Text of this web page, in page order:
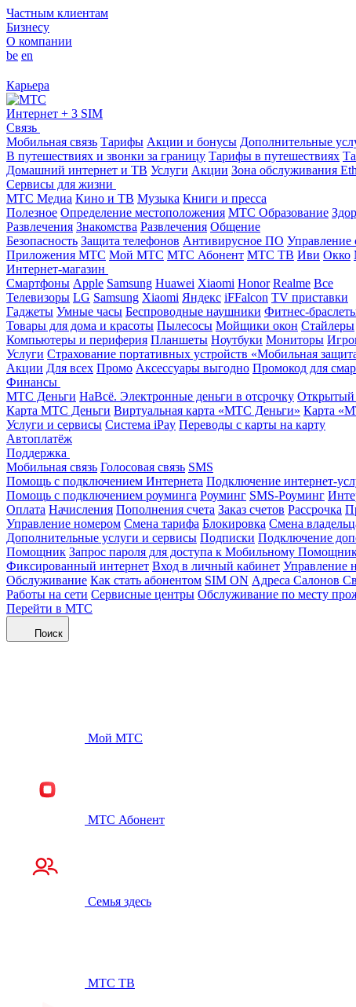
Частным клиентам
Бизнесу
О компании
be en
Карьера
Интернет + 3 SIM
Связь
Мобильная связь Тарифы Акции и бонусы Дополнительные
В путешествиях и звонки за границу Тарифы в путешествиях
Домашний интернет и ТВ Услуги Акции Зона обслуживания
Сервисы для жизни
МТС Медиа Кино и ТВ Музыка Книги и пресса
Полезное Определение местоположения МТС Образование
Развлечения Знакомства Развлечения Общение
Безопасность Защита телефонов Антивирусное ПО Управление
Приложения МТС Мой МТС МТС Абонент МТС ТВ Иви Окко
Интернет-магазин
Смартфоны Apple Samsung Huawei Xiaomi Honor Realme Все
Телевизоры LG Samsung Xiaomi Яндекс iFFalcon TV приставки
Гаджеты Умные часы Беспроводные наушники Фитнес-
Товары для дома и красоты Пылесосы Мойщики окон Стайлеры
Компьютеры и периферия Планшеты Ноутбуки Мониторы
Услуги Страхование портативных устройств «Мобильная
Акции Для всех Промо Аксессуары выгодно Промокод для
Финансы
МТС Деньги НаВсё. Электронные деньги в отсрочку Открытый
Карта МТС Деньги Виртуальная карта «МТС Деньги» Карта
Услуги и сервисы Система iPay Переводы с карты на карту
Автоплатёж
Поддержка
Мобильная связь Голосовая связь SMS
Помощь с подключением Интернета Подключение интернет-
Помощь с подключением роуминга Роуминг SMS-Роуминг
Оплата Начисления Пополнения счета Заказ счетов Рассрочка
Управление номером Смена тарифа Блокировка Смена
Дополнительные услуги и сервисы Подписки Подключение
Помощник Запрос пароля для доступа к Мобильному
Фиксированный интернет Вход в личный кабинет Управление
Обслуживание Как стать абонентом SIM ON Адреса Салонов
Работы на сети Сервисные центры Обслуживание по месту
Перейти в МТС
Поиск
Мой МТС
МТС Абонент
Семья здесь
МТС ТВ